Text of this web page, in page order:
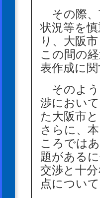
その際、
状況等を
り、大阪
この間の
表作成に
そのよう
渉におい
た大阪市
さらに、
ころでは
題がある
交渉と十
点につい